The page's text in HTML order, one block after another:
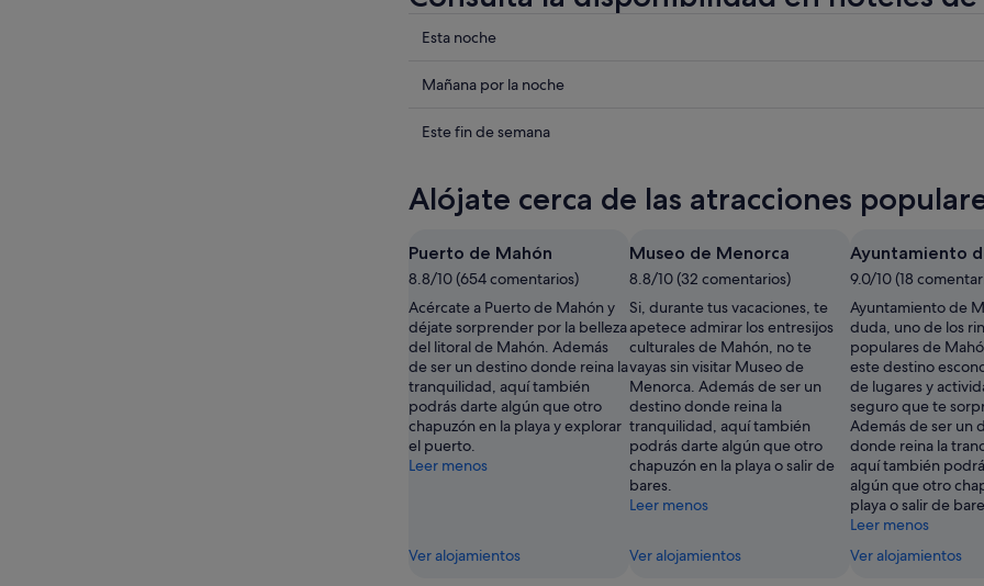
Comprueba
precios
Mahón
noche,
ago
-
8
ago
Esta noche
Comprueba
precios
para
mañana
por
la
noche,
8
ago
-
9
ago
Mañana por la noche
Comprueba
en
para
este
de
semana,
7
ago
-
9
ago
Este fin de semana
Alójate cerca de las atracciones
Puerto de Mahón
8.8/10 (654 comentarios)
Acércate a Puerto de Mahón y
déjate sorprender por la belleza
del litoral de Mahón. Además
de ser un destino donde reina la
tranquilidad, aquí también
podrás darte algún que otro
chapuzón en la playa y explorar
el puerto.
Leer menos
Ver alojamientos
Museo de Menorca
8.8/10 (32 comentarios)
Si, durante tus vacaciones, te
apetece admirar los entresijos
culturales de Mahón, no te
vayas sin visitar Museo de
Menorca. Además de ser un
destino donde reina la
tranquilidad, aquí también
podrás darte algún que otro
chapuzón en la playa o salir de
bares.
Leer menos
Ver alojamientos
Ayuntamiento
9.0/10 (18
Ayuntamiento de
duda, uno de los
populares de
este destino
de lugares y
seguro que te
Además de ser un
donde reina la
aquí también
algún que otro
playa o salir de
Leer menos
Ver alojamientos